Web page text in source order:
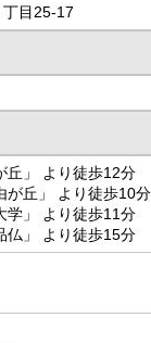
目25-17
丘」 より徒歩12分
が丘」 より徒歩10分
学」 より徒歩11分
仏」 より徒歩15分